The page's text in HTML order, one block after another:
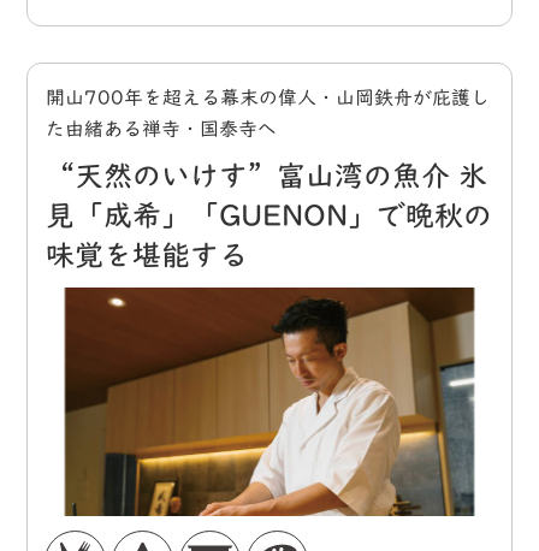
開山700年を超える幕末の偉人・山岡鉄舟が庇護し
た由緒ある禅寺・国泰寺へ
“天然のいけす”富山湾の魚介 氷
見「成希」「GUENON」で晩秋の
味覚を堪能する